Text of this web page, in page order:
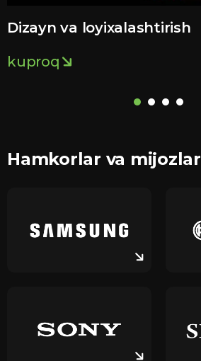
Dizayn va loyixalashtirish
kuproq
Hamkorlar va mijozlar